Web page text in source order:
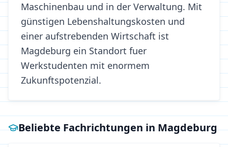
Maschinenbau und in der Verwaltung. Mit
günstigen Lebenshaltungskosten und
einer aufstrebenden Wirtschaft ist
Magdeburg ein Standort fuer
Werkstudenten mit enormem
Zukunftspotenzial.
Beliebte Fachrichtungen inMagdeburg